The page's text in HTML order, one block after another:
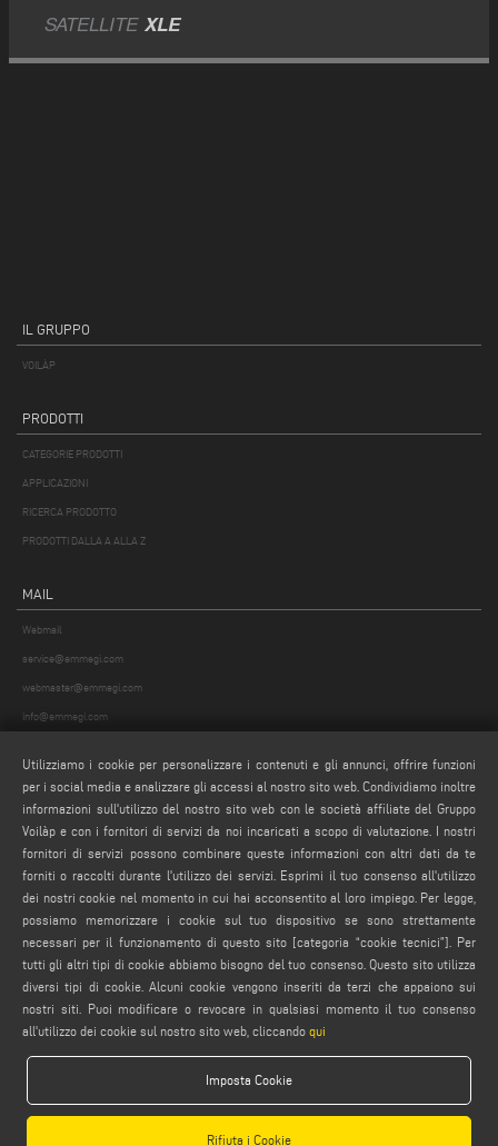
SATELLITE XLE
IL GRUPPO
VOILÀP
PRODOTTI
CATEGORIE PRODOTTI
APPLICAZIONI
RICERCA PRODOTTO
PRODOTTI DALLA A ALLA Z
MAIL
Webmail
service@emmegi.com
webmaster@emmegi.com
info@emmegi.com
SEGUICI
PRIVACY POLICY
NOTE LEGALI
COMPLIANCE
COOKIE POLICY
CONDIZIONI GENERALI DI VENDITA
CONDIZIONI GENERALI DI DISTRIBUZIONE
Utilizziamo i cookie per personalizzare i contenuti e gli annunci, offrire funzioni
per i social media e analizzare gli accessi al nostro sito web. Condividiamo inoltre
informazioni sull'utilizzo del nostro sito web con le società affiliate del Gruppo
Voilàp e con i fornitori di servizi da noi incaricati a scopo di valutazione. I nostri
fornitori di servizi possono combinare queste informazioni con altri dati da te
forniti o raccolti durante l'utilizzo dei servizi. Esprimi il tuo consenso all'utilizzo
dei nostri cookie nel momento in cui hai acconsentito al loro impiego. Per legge,
possiamo memorizzare i cookie sul tuo dispositivo se sono strettamente
necessari per il funzionamento di questo sito [categoria “cookie tecnici”]. Per
tutti gli altri tipi di cookie abbiamo bisogno del tuo consenso. Questo sito utilizza
diversi tipi di cookie. Alcuni cookie vengono inseriti da terzi che appaiono sui
nostri siti. Puoi modificare o revocare in qualsiasi momento il tuo consenso
all'utilizzo dei cookie sul nostro sito web, cliccando qui
Imposta Cookie
Rifiuta i Cookie